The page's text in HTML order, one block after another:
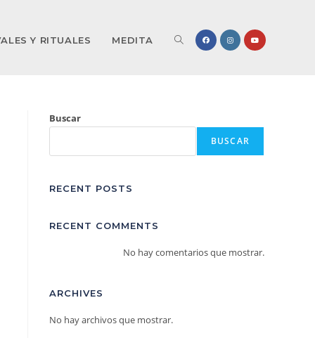
Y RITUALES MEDITA
Buscar
BUSCAR
RECENT POSTS
RECENT COMMENTS
No hay comentarios que mostrar.
ARCHIVES
No hay archivos que mostrar.